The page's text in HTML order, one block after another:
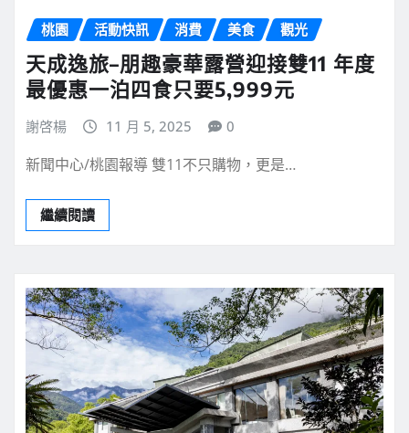
桃園 活動快訊 消費 美食 觀光
天成逸旅–朋趣豪華露營迎接雙11 年度
最優惠一泊四食只要5,999元
謝啓楊 11 月 5, 2025 0
新聞中心/桃園報導 雙11不只購物，更是…
繼續閱讀